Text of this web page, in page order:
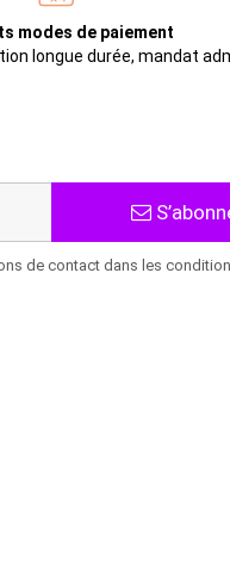
modes de paiement
longue durée, mandat
de contact dans les